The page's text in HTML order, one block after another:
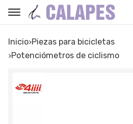
Inicio
piezas para bicicletas
potenciómetros de ciclismo